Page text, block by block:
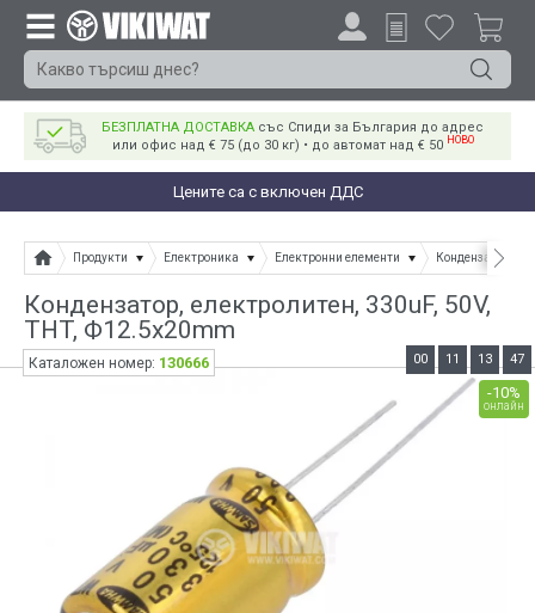
БЕЗПЛАТНА ДОСТАВКА със Спиди за България до адрес
или офис над € 75 (до 30 кг) • до автомат над € 50 НОВО
Цените са с включен ДДС
Продукти Електроника Електронни елементи Кондензатори
Кондензатор, електролитен, 330uF, 50V,
THT, Ф12.5x20mm
-10%
онлайн
00 11 13 47
Каталожен номер: 130666